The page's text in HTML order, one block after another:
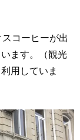
コーヒーが出
ます。（観光
用していま